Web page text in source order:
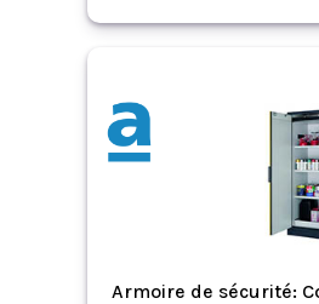
Armoire de sécurité: